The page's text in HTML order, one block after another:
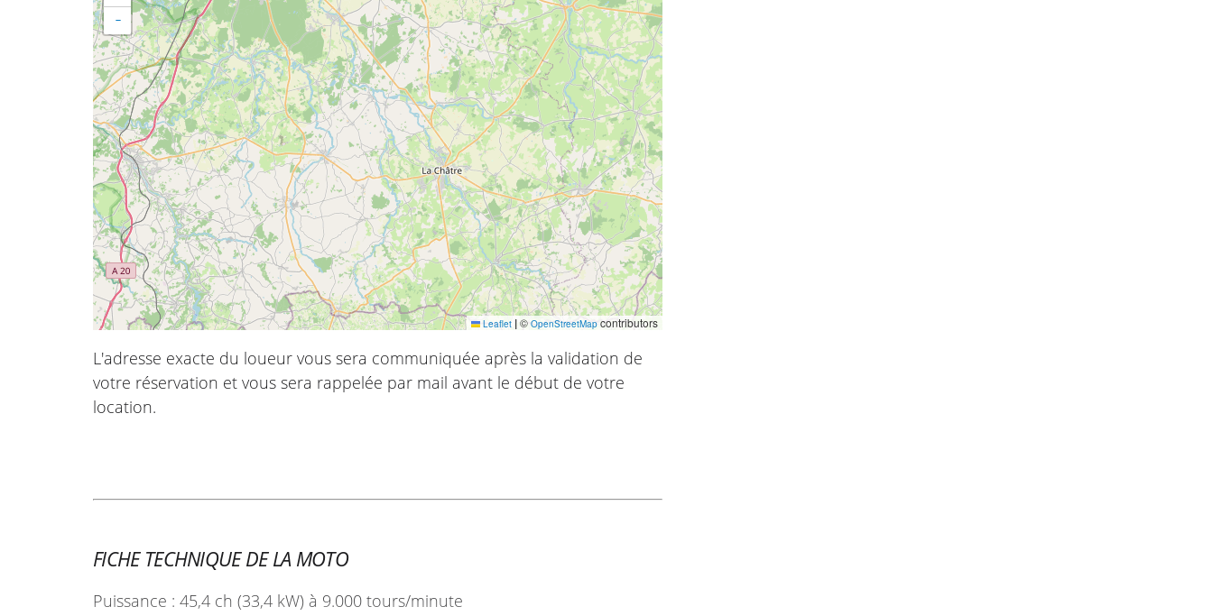
−
Leaflet |© OpenStreetMapcontributors
L'adresse exacte du loueur vous sera communiquée après la validation de
votre réservation et vous sera rappelée par mail avant le début de votre
location.
FICHE TECHNIQUE DE LA MOTO
Puissance : 45,4 ch (33,4 kW) à 9.000 tours/minute